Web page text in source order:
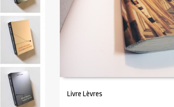
Livre Lèvres